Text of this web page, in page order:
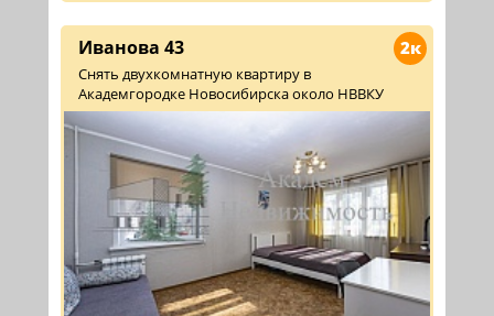
2к
Иванова 43
Снять двухкомнатную квартиру в
Академгородке Новосибирска около НВВКУ